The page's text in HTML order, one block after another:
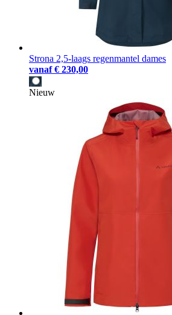
Strona 2,5-laags regenmantel dames
vanaf € 230,00
Nieuw